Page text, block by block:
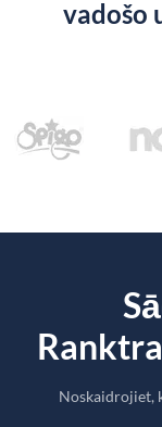
vadošo
Noskaidrojiet,